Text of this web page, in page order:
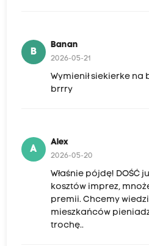
B
Banan
2026-05-21
Wymienił siekierke
brrry
A
Alex
2026-05-20
Właśnie pójdę! DOŚĆ
kosztów imprez,
premii. Chcemy
mieszkańców
trochę..